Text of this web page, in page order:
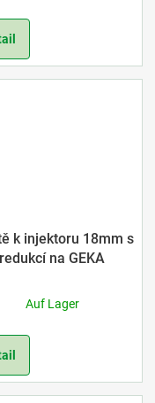
k injektoru 18mm s
redukcí na GEKA
Auf Lager